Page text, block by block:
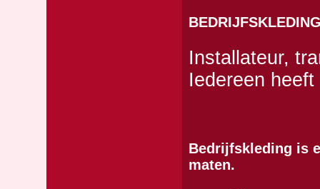
Installateur,
Iedereen
Bedrijfskleding is
maten.